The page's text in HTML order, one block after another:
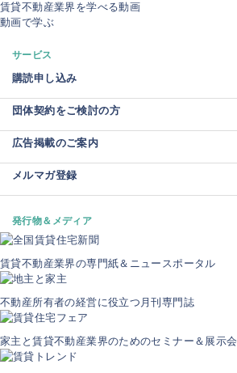
賃貸不動産業界を学べる動画
動画で学ぶ
サービス
購読申し込み
団体契約をご検討の方
広告掲載のご案内
メルマガ登録
発行物＆メディア
賃貸不動産業界の専門紙＆ニュースポータル
不動産所有者の経営に役立つ月刊専門誌
家主と賃貸不動産業界のためのセミナー＆展示会